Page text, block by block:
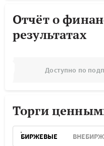
Отчёт о
результатах
Доступно по
Торги
БИРЖЕВЫЕ